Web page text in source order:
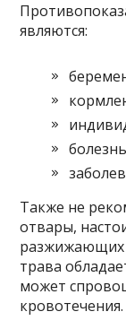
являются:
Также не
отвары,
разжижающих
трава
может
кровотечения.